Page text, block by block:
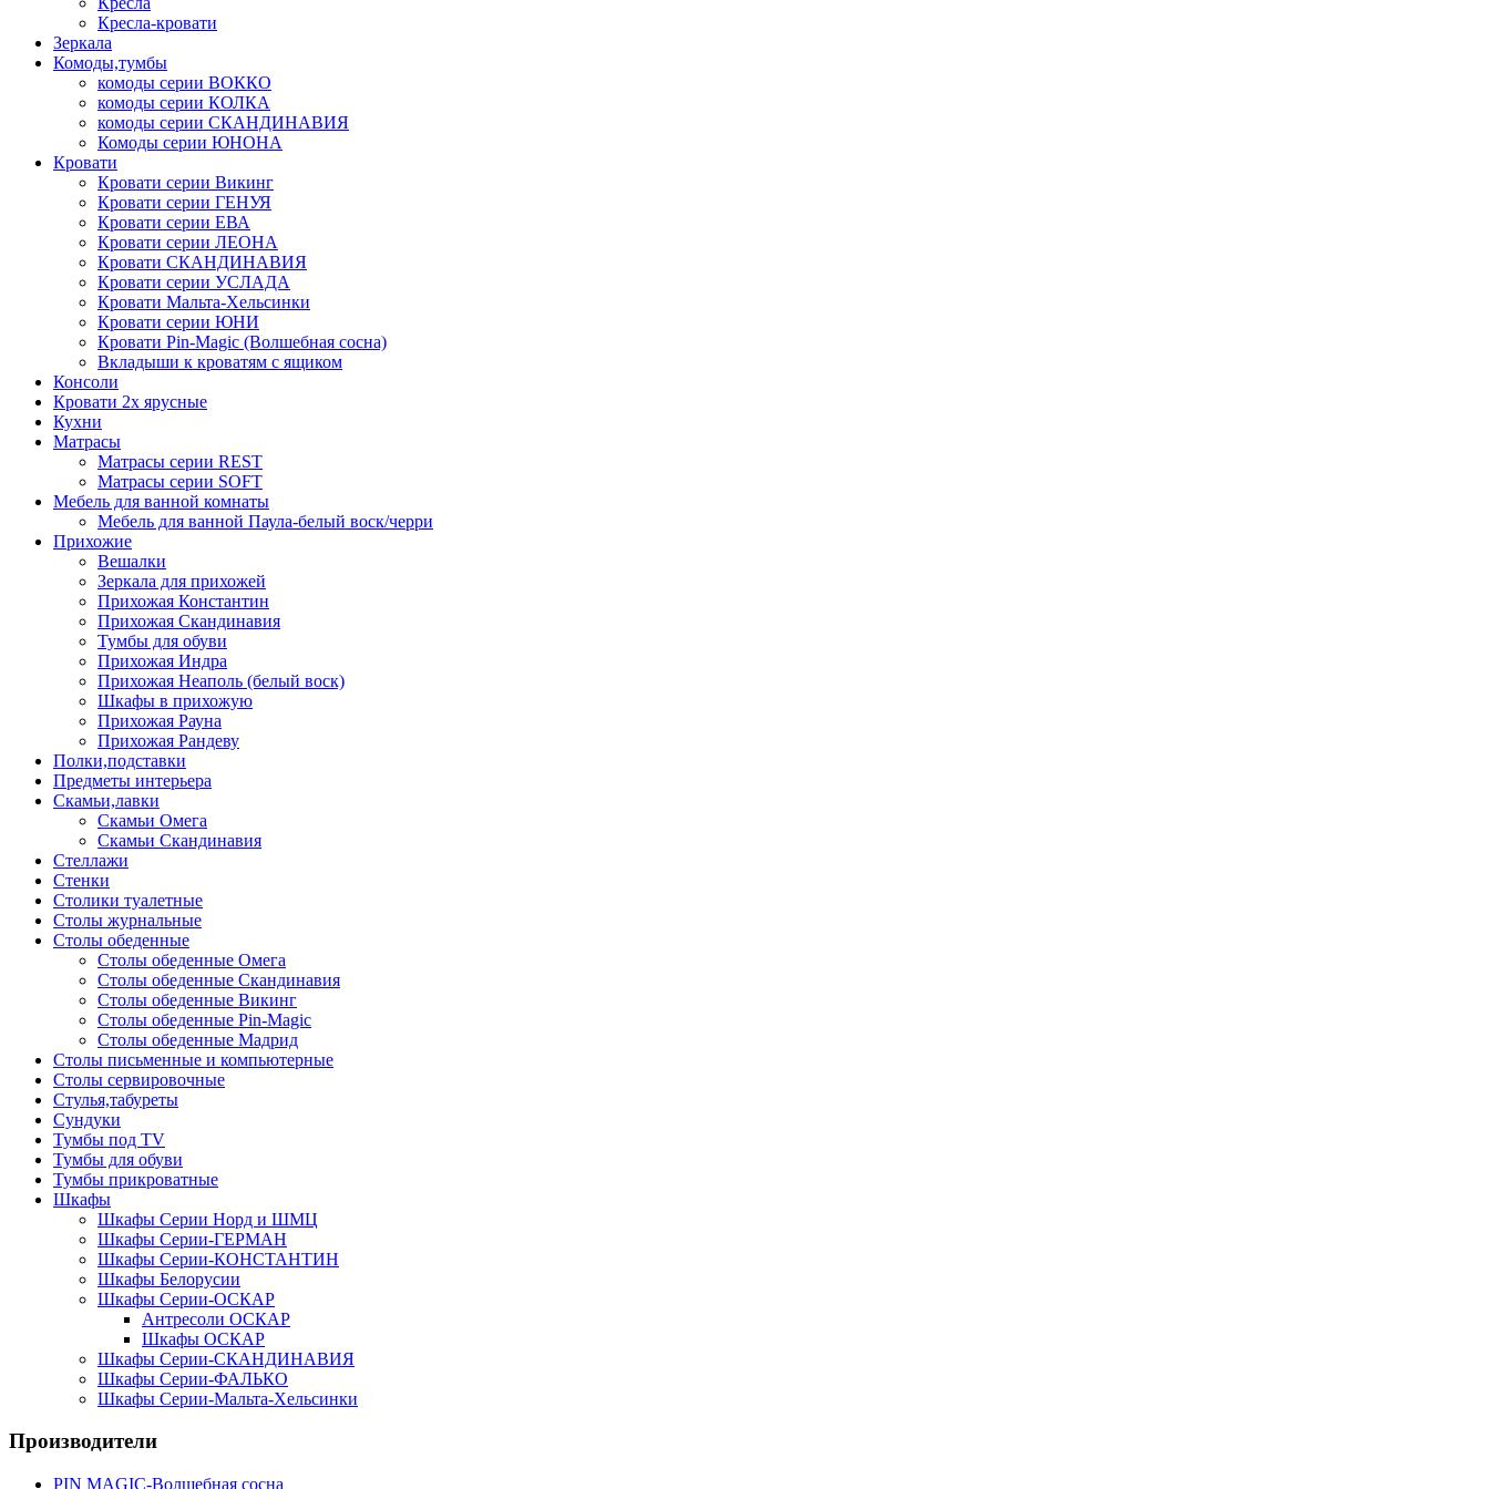
Кресла-кровати
Зеркала
Комоды,тумбы
комоды серии ВОККО
комоды серии КОЛКА
комоды серии СКАНДИНАВИЯ
Комоды серии ЮНОНА
Кровати
Кровати серии Викинг
Кровати серии ГЕНУЯ
Кровати серии ЕВА
Кровати серии ЛЕОНА
Кровати СКАНДИНАВИЯ
Кровати серии УСЛАДА
Кровати Мальта-Хельсинки
Кровати серии ЮНИ
Кровати Pin-Magic (Волшебная сосна)
Вкладыши к кроватям с ящиком
Консоли
Кровати 2х ярусные
Кухни
Матрасы
Матрасы серии REST
Матрасы серии SOFT
Мебель для ванной комнаты
Мебель для ванной Паула-белый воск/черри
Прихожие
Вешалки
Зеркала для прихожей
Прихожая Константин
Прихожая Скандинавия
Тумбы для обуви
Прихожая Индра
Прихожая Неаполь (белый воск)
Шкафы в прихожую
Прихожая Рауна
Прихожая Рандеву
Полки,подставки
Предметы интерьера
Скамьи,лавки
Скамьи Омега
Скамьи Скандинавия
Стеллажи
Стенки
Столики туалетные
Столы журнальные
Столы обеденные
Столы обеденные Омега
Столы обеденные Скандинавия
Столы обеденные Викинг
Столы обеденные Pin-Magic
Столы обеденные Мадрид
Столы письменные и компьютерные
Столы сервировочные
Стулья,табуреты
Сундуки
Тумбы под TV
Тумбы для обуви
Тумбы прикроватные
Шкафы
Шкафы Серии Норд и ШМЦ
Шкафы Серии-ГЕРМАН
Шкафы Серии-КОНСТАНТИН
Шкафы Белорусии
Шкафы Серии-ОСКАР
Антресоли ОСКАР
Шкафы ОСКАР
Шкафы Серии-СКАНДИНАВИЯ
Шкафы Серии-ФАЛЬКО
Шкафы Серии-Мальта-Хельсинки
Производители
PIN MAGIС-Волшебная сосна